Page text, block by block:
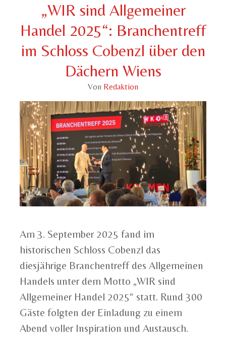
„WIR sind Allgemeiner
Handel 2025“: Branchentreff
im Schloss Cobenzl über den
Dächern Wiens
Von Redaktion
Am 3. September 2025 fand im
historischen Schloss Cobenzl das
diesjährige Branchentreff des Allgemeinen
Handels unter dem Motto „WIR sind
Allgemeiner Handel 2025“ statt. Rund 300
Gäste folgten der Einladung zu einem
Abend voller Inspiration und Austausch.